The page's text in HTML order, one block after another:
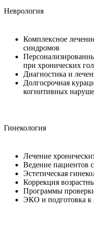
Неврология
Комплексное
синдромов
при хронических
Диагностика и
Долгосрочная
когнитивных
Гинекология
Лечение
Ведение пациентов
Эстетическая
Коррекция
Программы
ЭКО и подготовка